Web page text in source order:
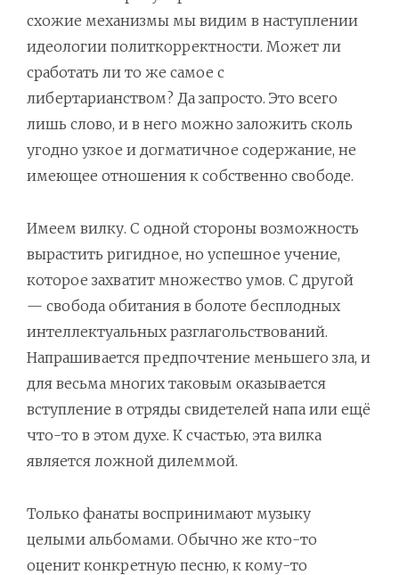
схожие механизмы мы видим в наступлении
идеологии политкорректности. Может ли
сработать ли то же самое с
либертарианством? Да запросто. Это всего
лишь слово, и в него можно заложить сколь
угодно узкое и догматичное содержание, не
имеющее отношения к собственно свободе.
Имеем вилку. С одной стороны возможность
вырастить ригидное, но успешное учение,
которое захватит множество умов. С другой
— свобода обитания в болоте бесплодных
интеллектуальных разглагольствований.
Напрашивается предпочтение меньшего зла, и
для весьма многих таковым оказывается
вступление в отряды свидетелей напа или ещё
что-то в этом духе. К счастью, эта вилка
является ложной дилеммой.
Только фанаты воспринимают музыку
целыми альбомами. Обычно же кто-то
оценит конкретную песню, к кому-то